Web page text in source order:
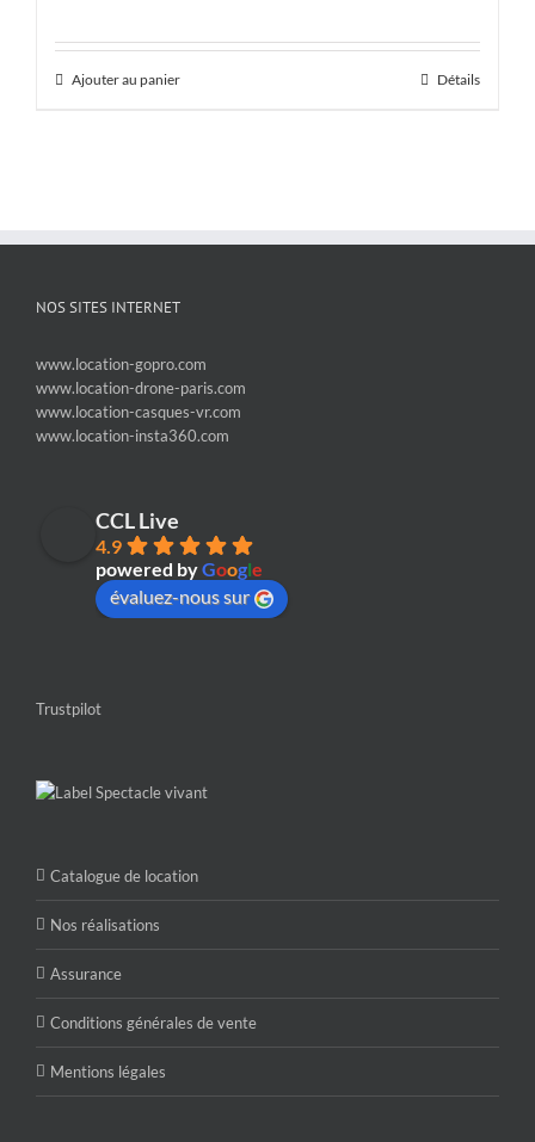
Ajouter au panier Détails
NOS SITES INTERNET
www.location-gopro.com
www.location-drone-paris.com
www.location-casques-vr.com
www.location-insta360.com
CCL Live
4.9
powered byGoogle
évaluez-nous sur
Trustpilot
Catalogue de location
Nos réalisations
Assurance
Conditions générales de vente
Mentions légales